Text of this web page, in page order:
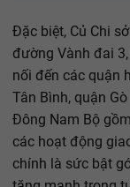
Đặc biệt, Củ Chi
đường Vành đai
nối đến các quận
Tân Bình, quận
Đông Nam Bộ
các hoạt động
chính là sức bật